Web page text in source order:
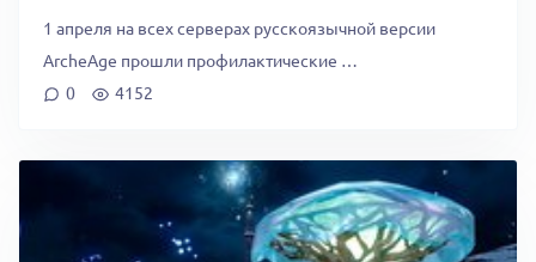
1 апреля на всех серверах русскоязычной версии
ArcheAge прошли профилактические …
0
4152